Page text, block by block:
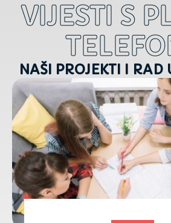
VIJESTI S
NAŠI PROJEKTI I RAD